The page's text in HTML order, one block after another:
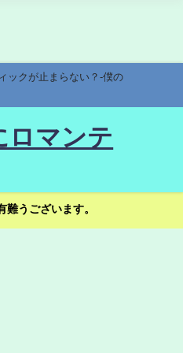
ックが止まらない？-僕の
ロマンテ
うございます。